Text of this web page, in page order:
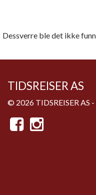
Dessverre ble det ikke
TIDSREISER AS
© 2026 TIDSREISER AS